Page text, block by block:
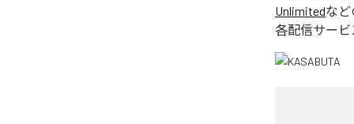
Unlimitedなど
各配信サービ